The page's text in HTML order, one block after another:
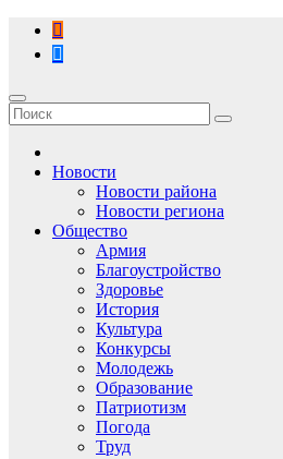
Перейти
содержимому
Новости
Новости района
Новости региона
Общество
Армия
Благоустройство
Здоровье
История
Культура
Конкурсы
Молодежь
Образование
Патриотизм
Погода
Труд